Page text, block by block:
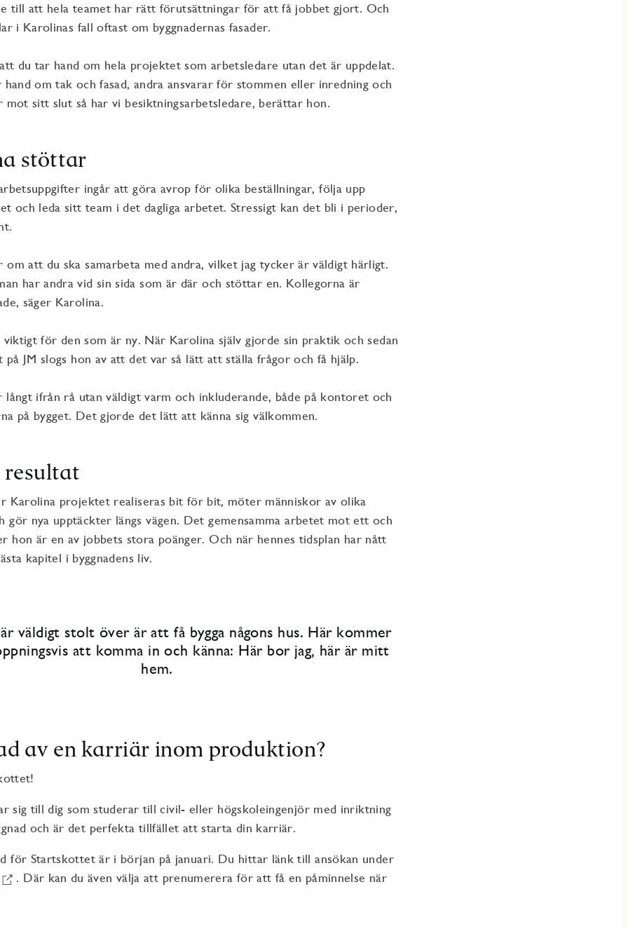
till att hela teamet har rätt förutsättningar för att få jobbet gjort. Och
i Karolinas fall oftast om byggnadernas fasader.
du tar hand om hela projektet som arbetsledare utan det är uppdelat.
hand om tak och fasad, andra ansvarar för stommen eller inredning och
sitt slut så har vi besiktningsarbetsledare, berättar hon.
stöttar
ingår att göra avrop för olika beställningar, följa upp
och leda sitt team i det dagliga arbetet. Stressigt kan det bli i perioder,
om att du ska samarbeta med andra, vilket jag tycker är väldigt härligt.
har andra vid sin sida som är där och stöttar en. Kollegorna är
säger Karolina.
viktigt för den som är ny. När Karolina själv gjorde sin praktik och sedan
på JM slogs hon av att det var så lätt att ställa frågor och få hjälp.
långt ifrån rå utan väldigt varm och inkluderande, både på kontoret och
på bygget. Det gjorde det lätt att känna sig välkommen.
Karolina projektet realiseras bit för bit, möter människor av olika
gör nya upptäckter längs vägen. Det gemensamma arbetet mot ett och
hon är en av jobbets stora poänger. Och när hennes tidsplan har nått
kapitel i byggnadens liv.
väldigt stolt över är att få bygga någons hus. Här kommer
att komma in och känna: Här bor jag, här är mitt
hem.
av en karriär inom produktion?
sig till dig som studerar till civil- eller högskoleingenjör med inriktning
och är det perfekta tillfället att starta din karriär.
för Startskottet är i början på januari. Du hittar länk till ansökan under
. Där kan du även välja att prenumerera för att få en påminnelse när